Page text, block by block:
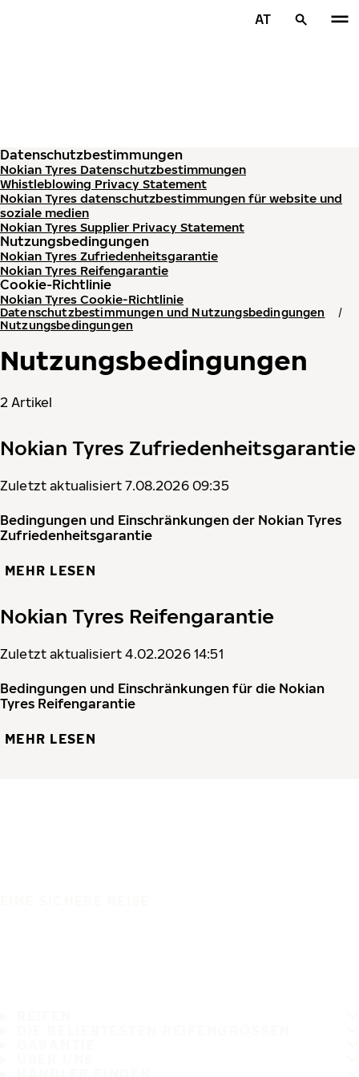
AT
Datenschutzbestimmungen
Nokian Tyres Datenschutzbestimmungen
Whistleblowing Privacy Statement
Nokian Tyres datenschutzbestimmungen für website und
soziale medien
Nokian Tyres Supplier Privacy Statement
Nutzungsbedingungen
Nokian Tyres Zufriedenheitsgarantie
Nokian Tyres Reifengarantie
Cookie-Richtlinie
Nokian Tyres Cookie-Richtlinie
Datenschutzbestimmungen und Nutzungsbedingungen
Nutzungsbedingungen
Nutzungsbedingungen
2 Artikel
Nokian Tyres Zufriedenheitsgarantie
Zuletzt aktualisiert 7.08.2026 09:35
Bedingungen und Einschränkungen der Nokian Tyres
Zufriedenheitsgarantie
MEHR LESEN
Nokian Tyres Reifengarantie
Zuletzt aktualisiert 4.02.2026 14:51
Bedingungen und Einschränkungen für die Nokian
Tyres Reifengarantie
MEHR LESEN